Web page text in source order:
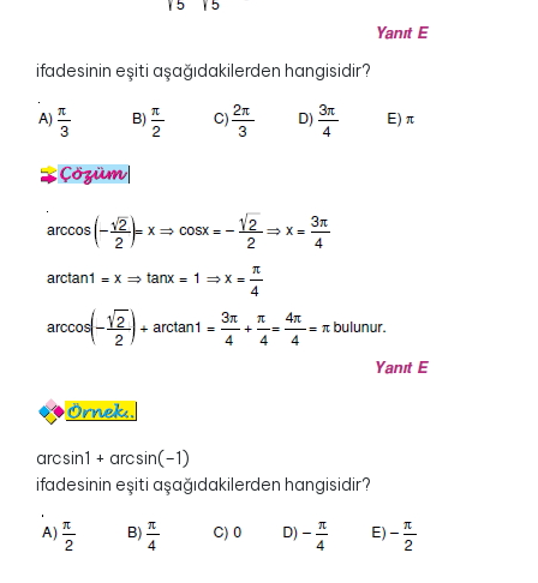
ifadesinin eşiti aşağıdakilerden hangisidir?
arcsin1 + arcsin(–1)
ifadesinin eşiti aşağıdakilerden hangisidir?